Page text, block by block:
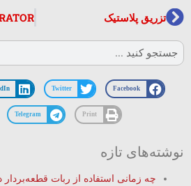
تزریق پلاستیک
Facebook
Twitter
Print
Telegram
نوشته‌های تازه
چه زمانی استفاده از ربات